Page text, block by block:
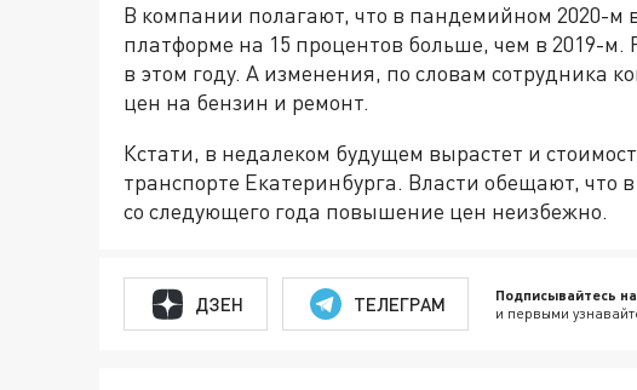
В компании полагают, что в пандемийном 2020-м
платформе на 15 процентов больше, чем в 2019-
в этом году. А изменения, по словам сотрудника
цен на бензин и ремонт.
Кстати, в недалеком будущем вырастет и
транспорте Екатеринбурга. Власти обещают, что
со следующего года повышение цен неизбежно.
ДЗЕН ТЕЛЕГРАМ Подписывайтесь
и первыми